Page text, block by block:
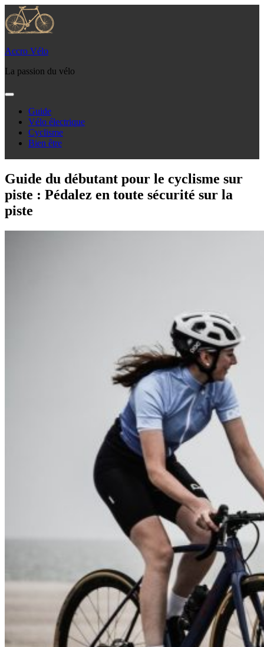
Skip
to
content
Accro Vélo
La passion du vélo
Guide
Vélo électrique
Cyclisme
Bien être
Guide du débutant pour le cyclisme sur
piste : Pédalez en toute sécurité sur la
piste